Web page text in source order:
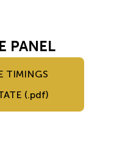
PANEL
TIMINGS
(.pdf)